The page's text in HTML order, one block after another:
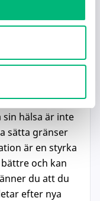
från
hälsa är inte
sätta gränser
är en styrka
och kan
du att du
efter nya